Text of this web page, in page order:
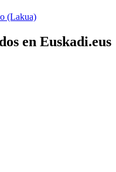
(Lakua)
en Euskadi.eus